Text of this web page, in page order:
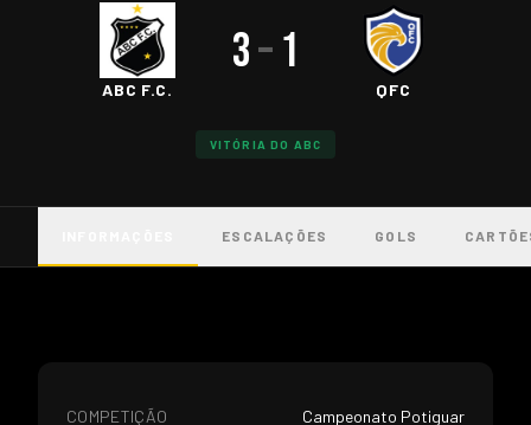
ABC F.C.
3–1
QFC
VITÓRIA DO ABC
ESCALAÇÕES GOLS
COMPETIÇÃO Campeonato Potiguar